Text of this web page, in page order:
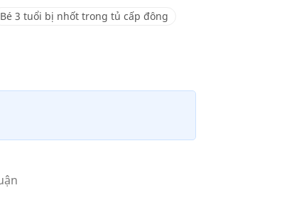
Bé 3 tuổi bị nhốt trong tủ cấp đông